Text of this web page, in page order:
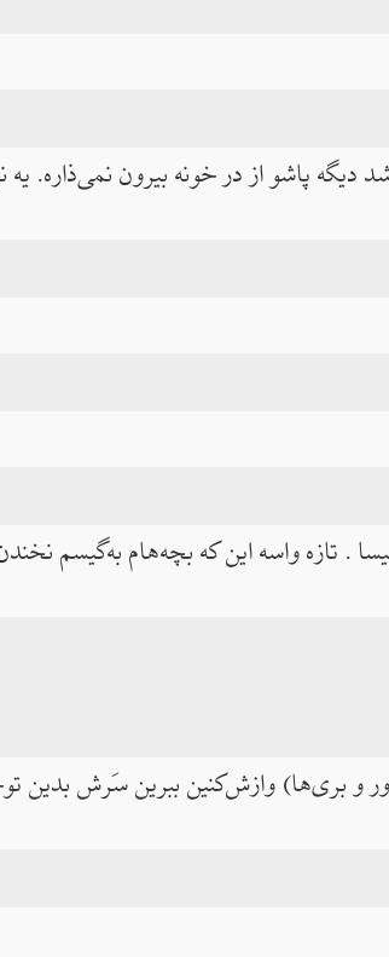
پاشو از در خونه بیرون نمی‌ذاره. یه
. تازه واسه این که بچه‌هام به‌گیسم
و بری‌ها) وازش‌کنین ببرین سَرش بدین